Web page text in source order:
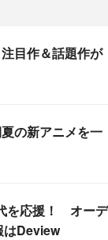
目作＆話題作が
の新アニメを一
を応援！ オーデ
はDeview